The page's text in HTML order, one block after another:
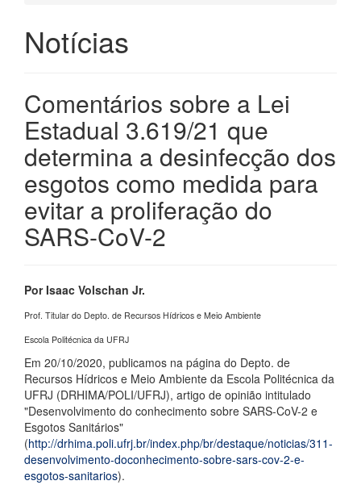
Notícias
Comentários sobre a Lei
Estadual 3.619/21 que
determina a desinfecção dos
esgotos como medida para
evitar a proliferação do
SARS-CoV-2
Por Isaac Volschan Jr.
Prof. Titular do Depto. de Recursos Hídricos e Meio Ambiente
Escola Politécnica da UFRJ
Em 20/10/2020, publicamos na página do Depto. de
Recursos Hídricos e Meio Ambiente da Escola Politécnica da
UFRJ (DRHIMA/POLI/UFRJ), artigo de opinião intitulado
"Desenvolvimento do conhecimento sobre SARS-CoV-2 e
Esgotos Sanitários"
(http://drhima.poli.ufrj.br/index.php/br/destaque/noticias/311-
desenvolvimento-doconhecimento-sobre-sars-cov-2-e-
esgotos-sanitarios).